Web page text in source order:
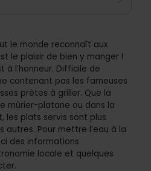
le monde reconnaît aux
le plaisir de bien y manger !
à l’honneur. Difficile de
contenant pas les fameuses
prêtes à griller. Que la
mûrier-platane ou dans la
les plats servis sont plus
autres. Pour mettre l’eau à la
des informations
locale et quelques